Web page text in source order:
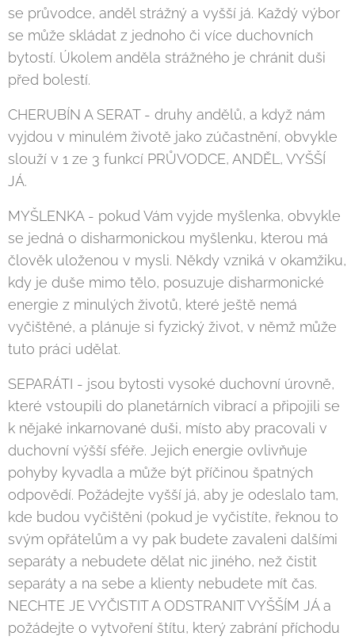
se průvodce, anděl strážný a vyšší já. Každý výbor
se může skládat z jednoho či více duchovních
bytostí. Úkolem anděla strážného je chránit duši
před bolestí.
CHERUBÍN A SERAT - druhy andělů, a když nám
vyjdou v minulém životě jako zúčastnění, obvykle
slouží v 1 ze 3 funkcí PRŮVODCE, ANDĚL, VYŠŠÍ
JÁ.
MYŠLENKA - pokud Vám vyjde myšlenka, obvykle
se jedná o disharmonickou myšlenku, kterou má
člověk uloženou v mysli. Někdy vzniká v okamžiku,
kdy je duše mimo tělo, posuzuje disharmonické
energie z minulých životů, které ještě nemá
vyčištěné, a plánuje si fyzický život, v němž může
tuto práci udělat.
SEPARÁTI - jsou bytosti vysoké duchovní úrovně,
které vstoupili do planetárních vibrací a připojili se
k nějaké inkarnované duši, místo aby pracovali v
duchovní výšší sféře. Jejich energie ovlivňuje
pohyby kyvadla a může být příčinou špatných
odpovědí. Požádejte vyšší já, aby je odeslalo tam,
kde budou vyčištěni (pokud je vyčistíte, řeknou to
svým opřátelům a vy pak budete zavaleni dalšími
separáty a nebudete dělat nic jiného, než čistit
separáty a na sebe a klienty nebudete mít čas.
NECHTE JE VYČISTIT A ODSTRANIT VYŠŠÍM JÁ a
požádejte o vytvoření štítu, který zabrání příchodu